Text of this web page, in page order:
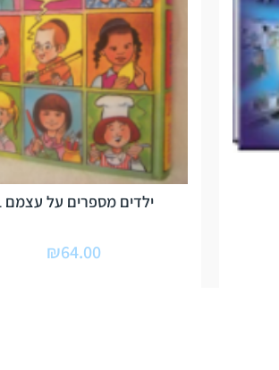
ילדים מספרים על עצמם 1
₪64.00